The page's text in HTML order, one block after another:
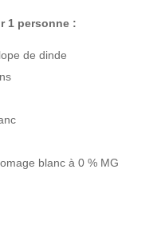
1 personne :
de dinde
blanc à 0 % MG